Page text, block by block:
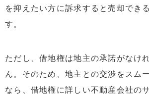
を抑えたい方に訴求すると売却でき
す。
ただし、借地権は地主の承諾がなけ
ん。そのため、地主との交渉をスム
なら、借地権に詳しい不動産会社の